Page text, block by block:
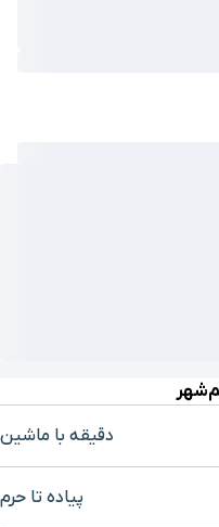
دقیقه با ماشین
پیاده تا حرم